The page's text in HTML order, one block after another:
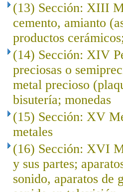
(13) Sección: XIII
cemento, amianto
productos
(14) Sección: XIV
preciosas o
metal precioso
bisutería; monedas
(15) Sección: XV
metales
(16) Sección: XVI
y sus partes;
sonido, aparatos de